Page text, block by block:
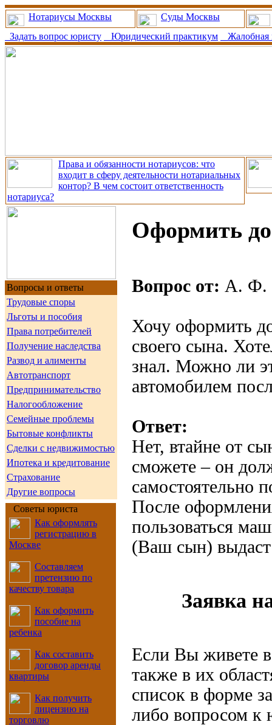
Нотариусы Москвы
Суды Москвы
Задать вопрос юристу
Юридический практикум Жалобная
Права и обязанности нотариусов: что
входит в сферу деятельности нотариальных
контор? В чем состоит ответственность
нотариуса?
Вопросы и ответы
Трудовые споры
Льготы и пособия
Права потребителей
Получение наследства
Развод и алименты
Автотранспорт
Предпринимательство
Налогообложение
Семейные проблемы
Бытовые конфликты
Сделки с недвижимостью
Ипотека и кредитование
Страхование
Другие вопросы
Советы юриста
Как оформлять
регистрацию в
Москве
Составляем
претензию по
качеству товара
Как оформить
пособие на
ребенка
Как составить
договор аренды
квартиры
Как получить
лицензию на
торговлю
Оформить
Вопрос от: А. Ф.
Хочу оформить
своего сына.
знал. Можно ли
автомобилем
Ответ:
Нет, втайне от
сможете – он
самостоятельно
После
пользоваться
(Ваш сын)
Заявка
Если Вы живете
также в их
список в форме
либо вопросом к